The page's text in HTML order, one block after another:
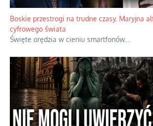
Papieskie innowacje w tradycyjnym różańcu
Gorący dylemat medytacji nad tajemnicami....